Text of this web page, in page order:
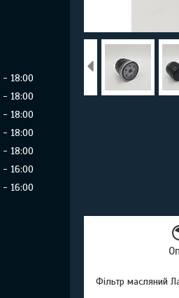
Фільтр масляний
18:00
18:00
18:00
18:00
18:00
16:00
16:00